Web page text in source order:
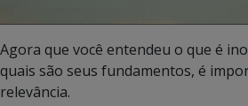
Agora que você entendeu o que é
quais são seus fundamentos, é
relevância.